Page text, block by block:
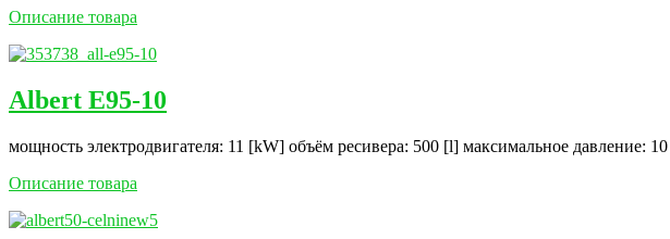
Описание товара
Albert E95-10
мощность электродвигателя: 11 [kW] объём ресивера: 500 [l] максимальное давление:
Описание товара